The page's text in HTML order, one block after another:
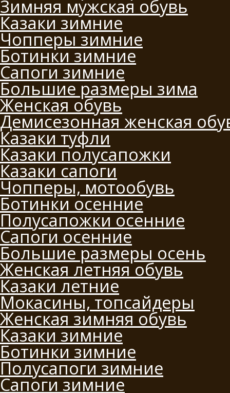
Зимняя мужская обувь
Казаки зимние
Чопперы зимние
Ботинки зимние
Сапоги зимние
Большие размеры зима
Женская обувь
Демисезонная женская
Казаки туфли
Казаки полусапожки
Казаки сапоги
Чопперы, мотообувь
Ботинки осенние
Полусапожки осенние
Сапоги осенние
Большие размеры осень
Женская летняя обувь
Казаки летние
Мокасины, топсайдеры
Женская зимняя обувь
Казаки зимние
Ботинки зимние
Полусапоги зимние
Сапоги зимние